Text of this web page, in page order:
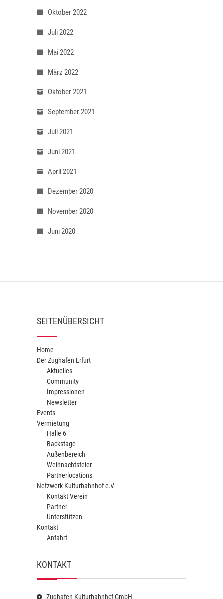
Oktober 2022
Juli 2022
Mai 2022
März 2022
Oktober 2021
September 2021
Juli 2021
Juni 2021
April 2021
Dezember 2020
November 2020
Juni 2020
SEITENÜBERSICHT
Home
Der Zughafen Erfurt
Aktuelles
Community
Impressionen
Newsletter
Events
Vermietung
Halle 6
Backstage
Außenbereich
Weihnachtsfeier
Partnerlocations
Netzwerk Kulturbahnhof e.V.
Kontakt Verein
Partner
Unterstützen
Kontakt
Anfahrt
KONTAKT
Zughafen Kulturbahnhof GmbH